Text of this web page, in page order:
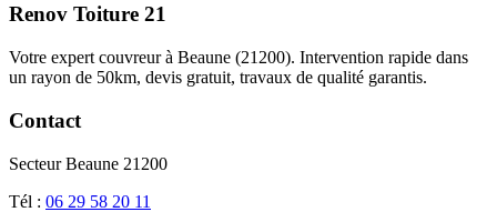
Renov Toiture 21
Votre expert couvreur à Beaune (21200). Intervention rapide dans
un rayon de 50km, devis gratuit, travaux de qualité garantis.
Contact
Secteur Beaune 21200
Tél : 06 29 58 20 11